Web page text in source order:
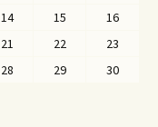
14 15
16
21 22
23
28 29
30